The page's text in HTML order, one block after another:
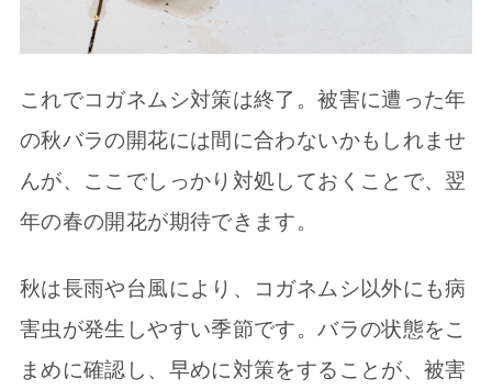
これでコガネムシ対策は終了。被害に遭った年
の秋バラの開花には間に合わないかもしれませ
んが、ここでしっかり対処しておくことで、翌
年の春の開花が期待できます。
秋は長雨や台風により、コガネムシ以外にも病
害虫が発生しやすい季節です。バラの状態をこ
まめに確認し、早めに対策をすることが、被害